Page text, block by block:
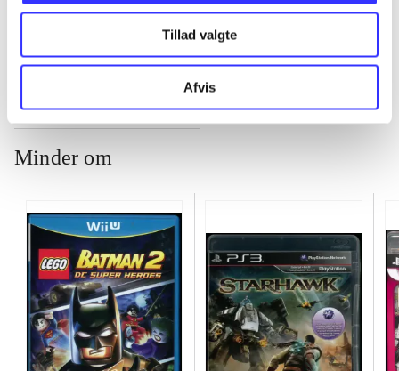
Tillad valgte
Afvis
Minder om